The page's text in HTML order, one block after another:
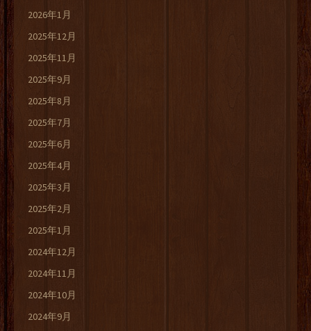
2026年1月
2025年12月
2025年11月
2025年9月
2025年8月
2025年7月
2025年6月
2025年4月
2025年3月
2025年2月
2025年1月
2024年12月
2024年11月
2024年10月
2024年9月